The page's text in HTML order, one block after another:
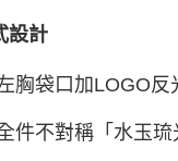
設計
胸袋口加LOGO反
件不對稱「水玉琉